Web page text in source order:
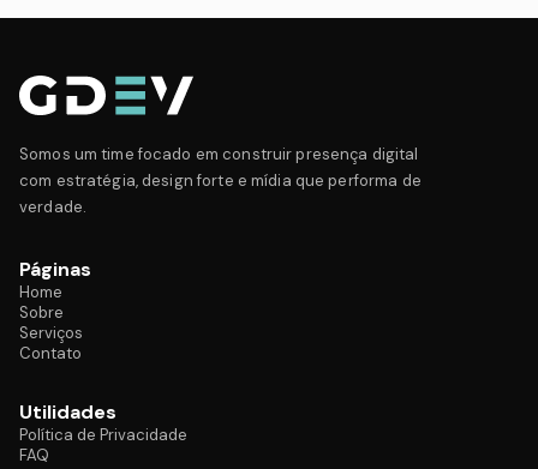
Somos um time focado em construir presença digital
com estratégia, design forte e mídia que performa de
verdade.
Páginas
Home
Sobre
Serviços
Contato
Utilidades
Política de Privacidade
FAQ